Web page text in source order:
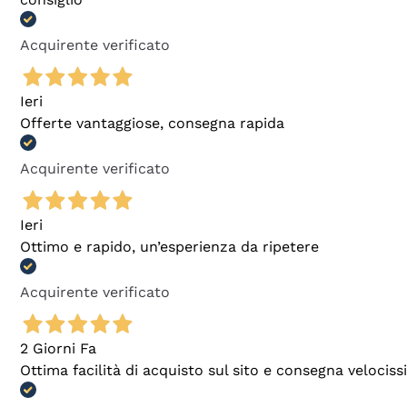
Acquirente verificato
Ieri
Offerte vantaggiose, consegna rapida
Acquirente verificato
Ieri
Ottimo e rapido, un’esperienza da ripetere
Acquirente verificato
2 Giorni Fa
Ottima facilità di acquisto sul sito e consegna